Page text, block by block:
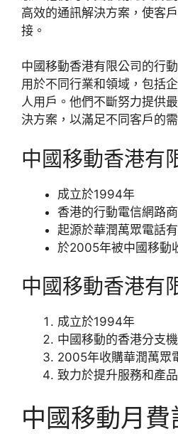
高效的通訊解決方案，使客
接。
中國移動香港有限公司的行
用於不同行業和領域，包括
人用戶。他們不斷努力提供
決方案，以滿足不同客戶的需
中國移動香港有
成立於1994年
香港的行動電信網路商
起源於華潤萬眾電話
於2005年被中國移動
中國移動香港有
成立於1994年
中國移動的香港分支
2005年收購華潤萬眾
致力於提升服務和產品
中國移動月